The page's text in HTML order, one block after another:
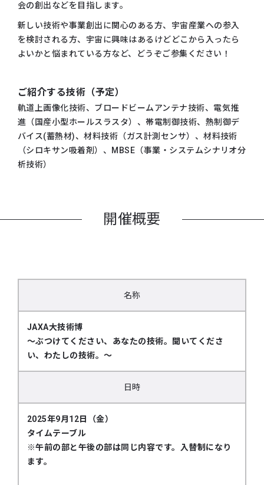
会の創出などを目指します。
新しい技術や事業創出に関心のある方、宇宙産業への参入
を検討される方、宇宙に興味はあるけどどこから入ったら
よいかと悩まれている方など、どうぞご参集ください！
ご紹介する技術（予定）
軌道上画像化技術、ブロードビームアンテナ技術、電気推
進（国産小型ホールスラスタ）、帯電制御技術、熱制御デ
バイス(蓄熱材)、材料技術（ガス計測センサ）、材料技術
（シロキサン吸着剤）、MBSE（事業・システムシナリオ分
析技術）
開催概要
名称
JAXA大技術博
～ぶつけてください、あなたの技術。聞いてくださ
い、わたしの技術。～
日時
2025年9月12日（金）
タイムテーブル
※午前の部と午後の部は同じ内容です。入替制になり
ます。